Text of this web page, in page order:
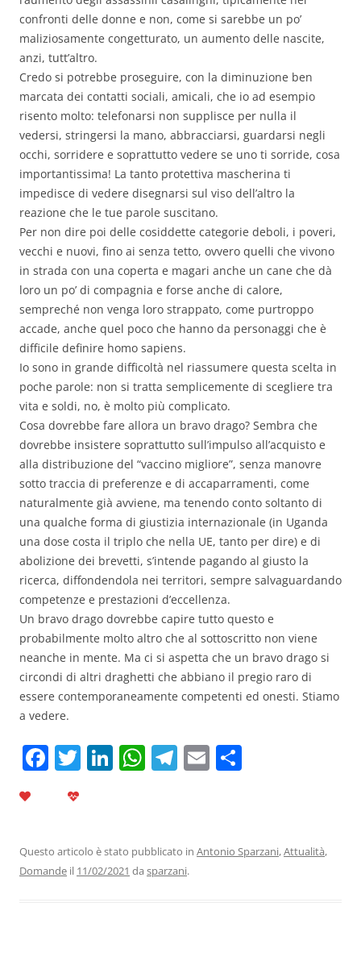
confronti delle donne e non, come si sarebbe un po’
maliziosamente congetturato, un aumento delle nascite,
anzi, tutt’altro.
Credo si potrebbe proseguire, con la diminuzione ben
marcata dei contatti sociali, amicali, che io ad esempio
risento molto: telefonarsi non supplisce per nulla il
vedersi, stringersi la mano, abbracciarsi, guardarsi negli
occhi, sorridere e soprattutto vedere se uno ti sorride, cosa
importantissima! La tanto protettiva mascherina ti
impedisce di vedere disegnarsi sul viso dell’altro la
reazione che le tue parole suscitano.
Per non dire poi delle cosiddette categorie deboli, i poveri,
vecchi e nuovi, fino ai senza tetto, ovvero quelli che vivono
in strada con una coperta e magari anche un cane che dà
loro un po’ di compagnia e forse anche di calore,
sempreché non venga loro strappato, come purtroppo
accade, anche quel poco che hanno da personaggi che è
difficile definire homo sapiens.
Io sono in grande difficoltà nel riassumere questa scelta in
poche parole: non si tratta semplicemente di scegliere tra
vita e soldi, no, è molto più complicato.
Cosa dovrebbe fare allora un bravo drago? Sembra che
dovrebbe insistere soprattutto sull’impulso all’acquisto e
alla distribuzione del “vaccino migliore”, senza manovre
sotto traccia di preferenze e di accaparramenti, come
naturalmente già avviene, ma tenendo conto soltanto di
una qualche forma di giustizia internazionale (in Uganda
una dose costa il triplo che nella UE, tanto per dire) e di
abolizione dei brevetti, s’intende pagando al giusto la
ricerca, diffondendola nei territori, sempre salvaguardando
competenze e prestazioni d’eccellenza.
Un bravo drago dovrebbe capire tutto questo e
probabilmente molto altro che al sottoscritto non viene
neanche in mente. Ma ci si aspetta che un bravo drago si
circondi di altri draghetti che abbiano il pregio raro di
essere contemporaneamente competenti ed onesti. Stiamo
a vedere.
F
b
o
T Li
dI
n
W
A
p
T
a
m
E
vi
Questo articolo è stato pubblicato in Antonio Sparzani,Attualità,
Domande il 11/02/2021 da sparzani.